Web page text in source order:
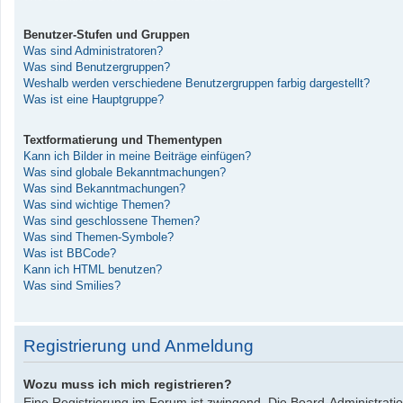
Benutzer-Stufen und Gruppen
Was sind Administratoren?
Was sind Benutzergruppen?
Weshalb werden verschiedene Benutzergruppen farbig dargestellt?
Was ist eine Hauptgruppe?
Textformatierung und Thementypen
Kann ich Bilder in meine Beiträge einfügen?
Was sind globale Bekanntmachungen?
Was sind Bekanntmachungen?
Was sind wichtige Themen?
Was sind geschlossene Themen?
Was sind Themen-Symbole?
Was ist BBCode?
Kann ich HTML benutzen?
Was sind Smilies?
Registrierung und Anmeldung
Wozu muss ich mich registrieren?